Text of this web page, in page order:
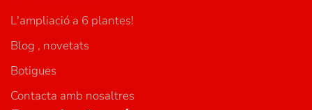
L'ampliació a 6 plantes!
Blog , novetats
Botigues
Contacta amb nosaltres